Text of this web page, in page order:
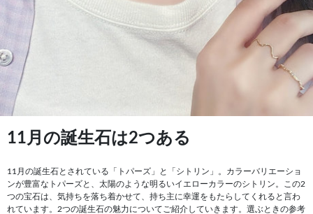
11月の誕生石は2つある
11月の誕生石とされている「トパーズ」と「シトリン」。カラーバリエーショ
ンが豊富なトパーズと、太陽のような明るいイエローカラーのシトリン。この2
つの宝石は、気持ちを落ち着かせて、持ち主に幸運をもたらしてくれると言わ
れています。2つの誕生石の魅力についてご紹介していきます。選ぶときの参考